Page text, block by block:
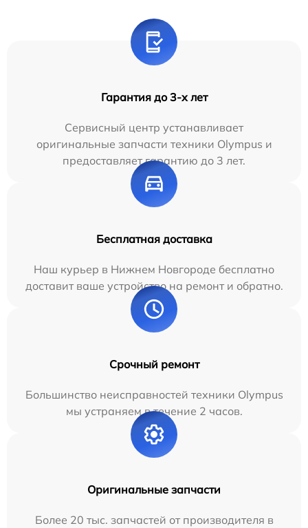
Гарантия до 3-х лет
Сервисный центр устанавливает
оригинальные запчасти техники Olympus и
предоставляет гарантию до 3 лет.
Бесплатная доставка
Наш курьер в Нижнем Новгороде бесплатно
доставит ваше устройство на ремонт и обратно.
Срочный ремонт
Большинство неисправностей техники Olympus
мы устраняем в течение 2 часов.
Оригинальные запчасти
Более 20 тыс. запчастей от производителя в